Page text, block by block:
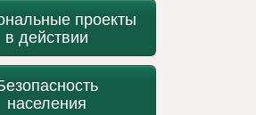
проекты
в действии
населения